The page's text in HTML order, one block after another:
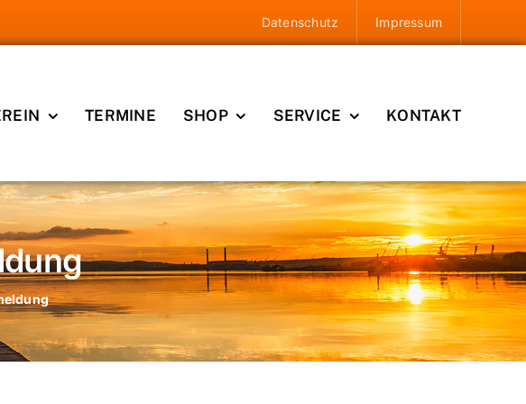
Datenschutz Impressum
TERMINE SHOP SERVICE KONTAKT